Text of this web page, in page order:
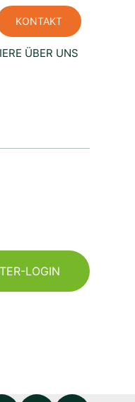
KONTAKT
ÜBER UNS
LOGIN